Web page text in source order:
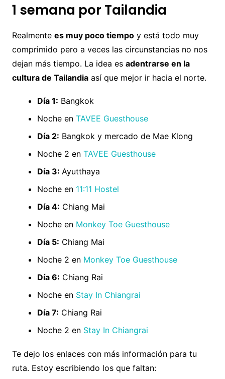
1 semana por Tailandia
Realmente es muy poco tiempoy está todo muy
comprimido pero a veces las circunstancias no nos
dejan más tiempo. La idea es adentrarse en la
cultura de Tailandiaasí que mejor ir hacia el norte.
Día 1: Bangkok
Noche en TAVEE Guesthouse
Día 2: Bangkok y mercado de Mae Klong
Noche 2 en TAVEE Guesthouse
Día 3: Ayutthaya
Noche en 11:11 Hostel
Día 4: Chiang Mai
Noche en Monkey Toe Guesthouse
Día 5: Chiang Mai
Noche 2 en Monkey Toe Guesthouse
Día 6: Chiang Rai
Noche en Stay In Chiangrai
Día 7: Chiang Rai
Noche 2 en Stay In Chiangrai
Te dejo los enlaces con más información para tu
ruta. Estoy escribiendo los que faltan: